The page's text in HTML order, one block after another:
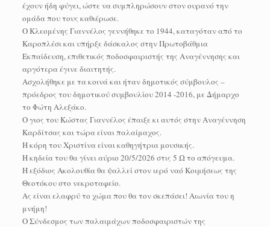
έχουν ήδη φύγει, ώστε να συμπληρώσουν στον ουρανό την
ομάδα που τους καθιέρωσε.
Ο Κλεομένης Γιαννέλος γεννήθηκε το 1944, καταγόταν από το
Καροπλέσι και υπήρξε δάσκαλος στην Πρωτοβάθμια
Εκπαίδευση, επιθετικός ποδοσφαιριστής της Αναγέννησης και
αργότερα έγινε διαιτητής.
Ασχολήθηκε με τα κοινά και ήταν δημοτικός σύμβουλος –
πρόεδρος του δημοτικού συμβουλίου 2014 -2016, με Δήμαρχο
το Φώτη Αλεξάκο.
Ο γιος του Κώστας Γιαννέλος έπαιξε κι αυτός στην Αναγέννηση
Καρδίτσας και τώρα είναι παλαίμαχος.
Η κόρη του Χριστίνα είναι καθηγήτρια μουσικής.
Η κηδεία του θα γίνει αύριο 20/5/2026 στις 5 Ω το απόγευμα.
Η εξόδιος Ακολουθία θα ψαλλεί στον ιερό ναό Κοιμήσεως της
Θεοτόκου στο νεκροταφείο.
Ας είναι ελαφρύ το χώμα που θα τον σκεπάσει! Αιωνία του η
μνήμη!
Ο Σύνδεσμος των παλαιμάχων ποδοσφαιριστών της